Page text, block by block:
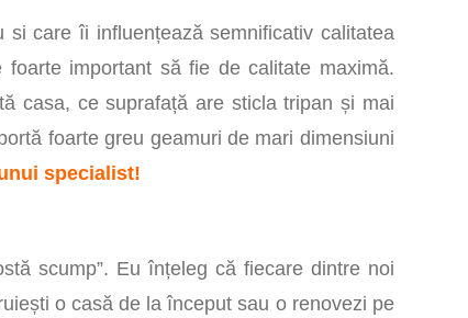
care îi influențează semnificativ calitatea
important să fie de calitate maximă.
casa, ce suprafață are sticla tripan și mai
foarte greu geamuri de mari dimensiuni
specialist!
scump”. Eu înțeleg că fiecare dintre noi
o casă de la început sau o renovezi pe